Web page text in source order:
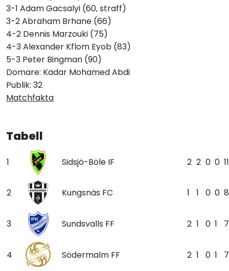
3-1 Adam Gacsalyi (60, straff)
3-2 Abraham Brhane (66)
4-2 Dennis Marzouki (75)
4-3 Alexander Kflom Eyob (83)
5-3 Peter Bingman (90)
Domare: Kadar Mohamed Abdi
Publik: 32
Matchfakta
Tabell
1 Sidsjö-Böle IF 2 2 0 0 11
2 Kungsnäs FC 1 1 0 0 8
3 Sundsvalls FF 2 1 0 1 7
4 Södermalm FF 2 1 0 1 7